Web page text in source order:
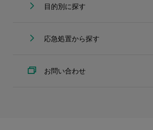
目的別に探す
応急処置から探す
お問い合わせ